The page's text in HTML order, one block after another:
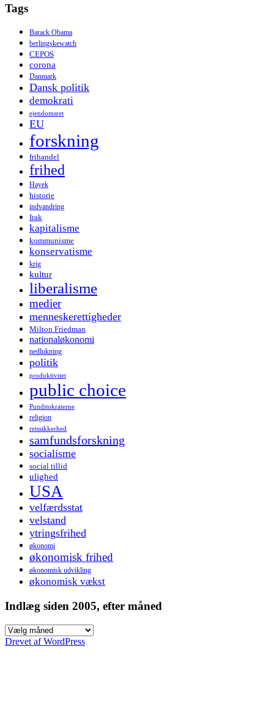
Tags
Barack Obama
berlingskewatch
CEPOS
corona
Danmark
Dansk politik
demokrati
ejendomsret
EU
forskning
frihandel
frihed
Hayek
historie
indvandring
Irak
kapitalisme
kommunisme
konservatisme
krig
kultur
liberalisme
medier
menneskerettigheder
Milton Friedman
nationaløkonomi
nedlukning
politik
produktivitet
public choice
Punditokraterne
religion
retssikkerhed
samfundsforskning
socialisme
social tillid
ulighed
USA
velfærdsstat
velstand
ytringsfrihed
økonomi
økonomisk frihed
økonomisk udvikling
økonomisk vækst
Indlæg siden 2005, efter måned
Indlæg
siden
Drevet af WordPress